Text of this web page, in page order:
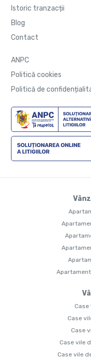
Istoric tranzacții
Blog
Contact
ANPC
Politică cookies
Politică de
Case
Case
Case
Case vile
Case vile